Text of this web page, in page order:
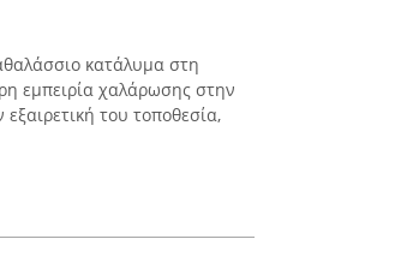
κατάλυμα στη
εμπειρία χαλάρωσης στην
του τοποθεσία,